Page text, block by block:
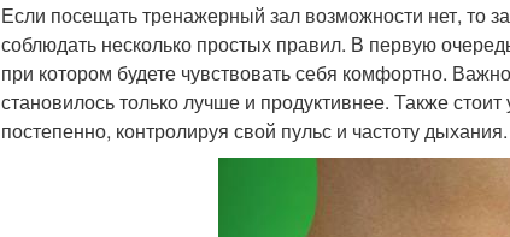
Если посещать тренажерный зал возможности нет, то
соблюдать несколько простых правил. В первую
при котором будете чувствовать себя комфортно.
становилось только лучше и продуктивнее. Также
постепенно, контролируя свой пульс и частоту дыхания.